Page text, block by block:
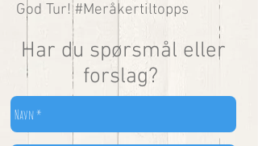
God Tur! #Meråkertiltopps
Har du spørsmål eller
forslag?